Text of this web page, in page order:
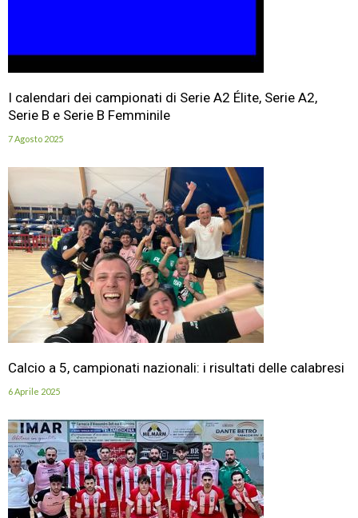
I calendari dei campionati di Serie A2 Élite, Serie A2,
Serie B e Serie B Femminile
7 Agosto 2025
Calcio a 5, campionati nazionali: i risultati delle calabresi
6 Aprile 2025